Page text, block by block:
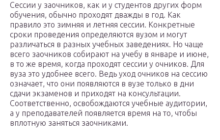
Сессии у заочников, как и у студентов других форм
обучения, обычно проходят дважды в год. Как
правило это зимняя и летняя сессии. Конкретные
сроки проведения определяются вузом и могут
различаться в разных учебных заведениях. Но чаще
всего заочников собирают на учебу в январе и июне,
в то же время, когда проходят сессии у очников. Для
вуза это удобнее всего. Ведь уход очников на сессию
означает, что они появляются в вузе только в дни
сдачи экзаменов и приходят на консультации.
Соответственно, освобождаются учебные аудитории,
а у преподавателей появляется время на то, чтобы
вплотную заняться заочниками.